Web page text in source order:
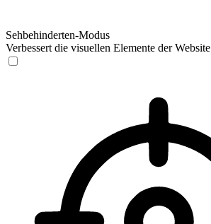
Sehbehinderten-Modus
Verbessert die visuellen Elemente der Website